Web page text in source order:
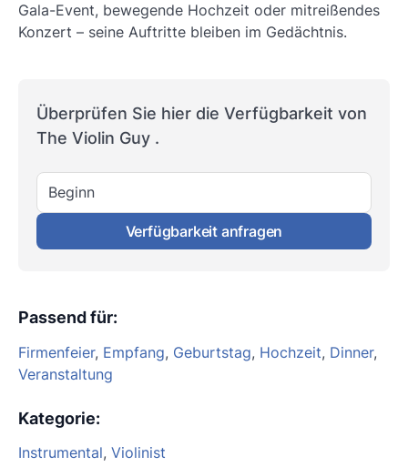
Gala-Event, bewegende Hochzeit oder mitreißendes
Konzert – seine Auftritte bleiben im Gedächtnis.
Überprüfen Sie hier die Verfügbarkeit von
The Violin Guy .
Beginn
Verfügbarkeit anfragen
Passend für:
Firmenfeier, Empfang, Geburtstag, Hochzeit, Dinner,
Veranstaltung
Kategorie:
Instrumental, Violinist